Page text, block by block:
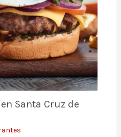
Santa Cruz de